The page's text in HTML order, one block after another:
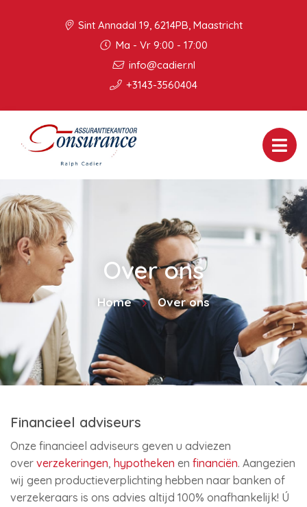
Sint Annadal 19, 6214PB, Maastricht
Ma - Vr 9:00 - 17:00
info@cadier.nl
+3143-3560404
Over ons
Home Over ons
Financieel adviseurs
Onze financieel adviseurs geven u adviezen
over verzekeringen, hypotheken en financiën. Aangezien
wij geen productieverplichting hebben naar banken of
verzekeraars is ons advies altijd 100% onafhankelijk! Ú